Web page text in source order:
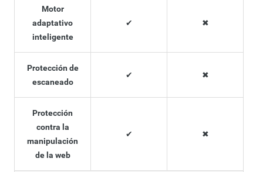
Motor
adaptativo
inteligente
✔ ✖
Protección de
escaneado
✔ ✖
Protección
contra la
manipulación
de la web
✔ ✖